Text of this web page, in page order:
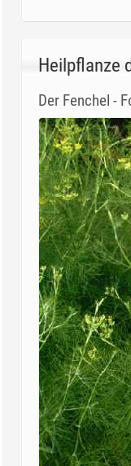
Heilpflanze
Der Fenchel -